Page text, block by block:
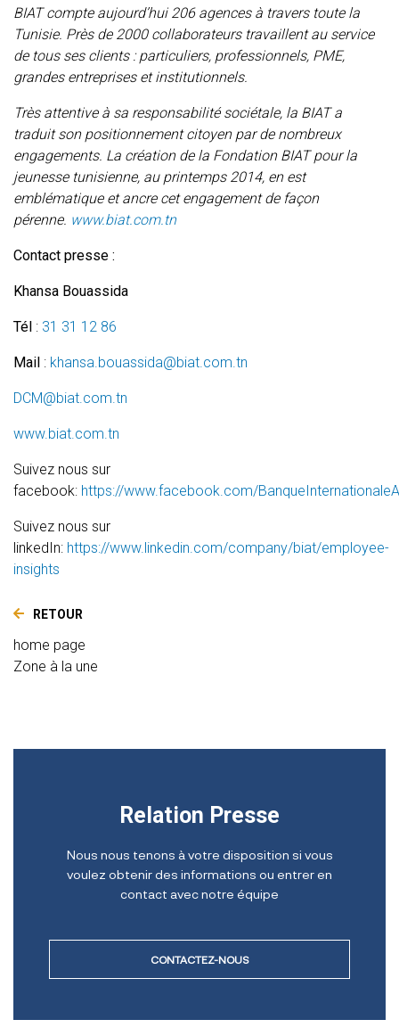
BIAT compte aujourd’hui 206 agences à travers toute la
Tunisie. Près de 2000 collaborateurs travaillent au service
de tous ses clients : particuliers, professionnels, PME,
grandes entreprises et institutionnels.
Très attentive à sa responsabilité sociétale, la BIAT a
traduit son positionnement citoyen par de nombreux
engagements. La création de la Fondation BIAT pour la
jeunesse tunisienne, au printemps 2014, en est
emblématique et ancre cet engagement de façon
pérenne. www.biat.com.tn
Contact presse :
Khansa Bouassida
Tél : 31 31 12 86
Mail : khansa.bouassida@biat.com.tn
DCM@biat.com.tn
www.biat.com.tn
Suivez nous sur
facebook: https://www.facebook.com/
Suivez nous sur
linkedIn: https://www.linkedin.com/company/biat/employee-
insights
RETOUR
home page
Zone à la une
Relation Presse
Nous nous tenons à votre disposition si vous
voulez obtenir des informations ou entrer en
contact avec notre équipe
CONTACTEZ-NOUS